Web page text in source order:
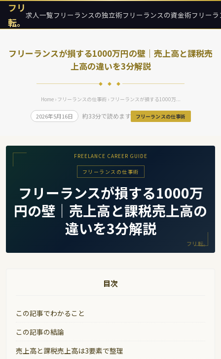
フリ
転。
求人一覧フリーランスの独立術フリーランスの資金術フリー
フリーランスが損する1000万円の壁｜売上高と課税売
上高の違いを3分解説
◆ ◆ ◆
Home› フリーランスの仕事術› フリーランスが損する1000万...
2026年5月16日 約33分で読めます フリーランスの仕事術
FREELANCE CAREER GUIDE
フリーランスの仕事術
フリーランスが損する1000万
円の壁｜売上高と課税売上高の
違いを3分解説
フリ転。
目次
この記事でわかること
この記事の結論
売上高と課税売上高は3要素で整理